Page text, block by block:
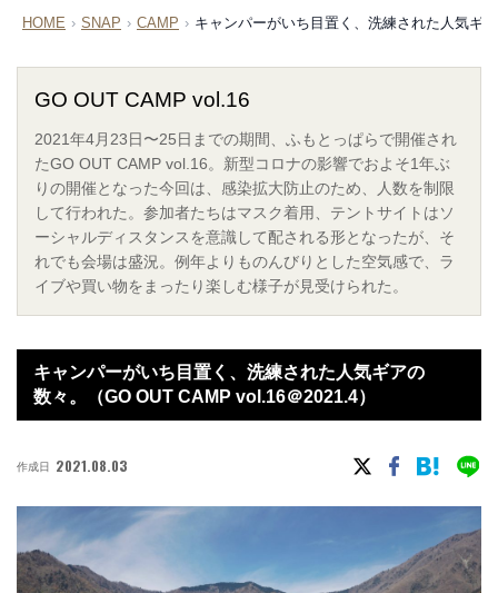
HOME › SNAP › CAMP › キャンパーがいち目置く、洗練された人気ギ
GO OUT CAMP vol.16
2021年4月23日〜25日までの期間、ふもとっぱらで開催され
たGO OUT CAMP vol.16。新型コロナの影響でおよそ1年ぶ
りの開催となった今回は、感染拡大防止のため、人数を制限
して行われた。参加者たちはマスク着用、テントサイトはソ
ーシャルディスタンスを意識して配される形となったが、そ
れでも会場は盛況。例年よりものんびりとした空気感で、ラ
イブや買い物をまったり楽しむ様子が見受けられた。
キャンパーがいち目置く、洗練された人気ギアの
数々。（GO OUT CAMP vol.16＠2021.4）
作成日 2021.08.03